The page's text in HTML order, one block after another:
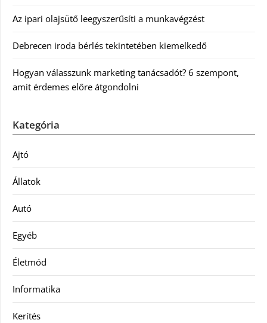
Az ipari olajsütő leegyszerűsíti a munkavégzést
Debrecen iroda bérlés tekintetében kiemelkedő
Hogyan válasszunk marketing tanácsadót? 6 szempont,
amit érdemes előre átgondolni
Kategória
Ajtó
Állatok
Autó
Egyéb
Életmód
Informatika
Kerítés